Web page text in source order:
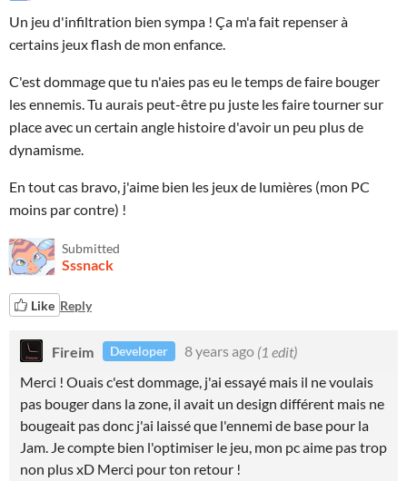
Un jeu d'infiltration bien sympa ! Ça m'a fait repenser à
certains jeux flash de mon enfance.
C'est dommage que tu n'aies pas eu le temps de faire bouger
les ennemis. Tu aurais peut-être pu juste les faire tourner sur
place avec un certain angle histoire d'avoir un peu plus de
dynamisme.
En tout cas bravo, j'aime bien les jeux de lumières (mon PC
moins par contre) !
Submitted
Sssnack
Like Reply
Fireim Developer 8 years ago (1 edit)
Merci ! Ouais c'est dommage, j'ai essayé mais il ne voulais
pas bouger dans la zone, il avait un design différent mais ne
bougeait pas donc j'ai laissé que l'ennemi de base pour la
Jam. Je compte bien l'optimiser le jeu, mon pc aime pas trop
non plus xD Merci pour ton retour !